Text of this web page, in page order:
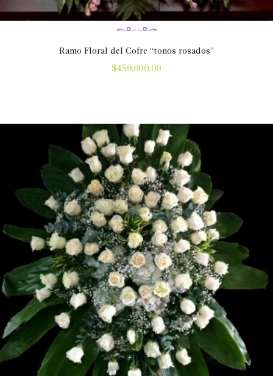
Ramo Floral del Cofre “tonos rosados”
$450,000.00